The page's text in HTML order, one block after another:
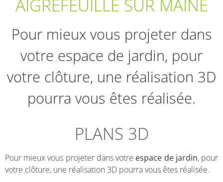
AIGREFEUILLE SUR MAINE
Pour mieux vous projeter dans
votre espace de jardin, pour
votre clôture, une réalisation 3D
pourra vous êtes réalisée.
PLANS 3D
Pour mieux vous projeter dans votre espace de jardin, pour
votre clôture, une réalisation 3D pourra vous êtes réalisée.